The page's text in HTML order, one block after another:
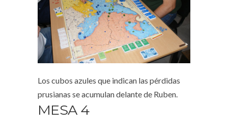
Los cubos azules que indican las pérdidas
prusianas se acumulan delante de Ruben.
MESA 4